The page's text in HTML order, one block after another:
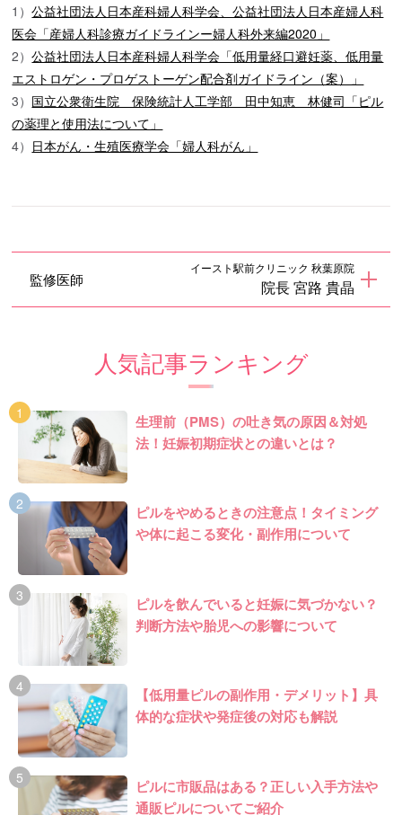
1）公益社団法人日本産科婦人科学会、公益社団法人日本産婦人科
医会「産婦人科診療ガイドラインー婦人科外来編2020」
2）公益社団法人日本産科婦人科学会「低用量経口避妊薬、低用量
エストロゲン・プロゲストーゲン配合剤ガイドライン（案）」
3） 国立公衆衛生院 保険統計人工学部 田中知恵 林健司「ピル
の薬理と使用法について」
4） 日本がん・生殖医療学会「婦人科がん」
監修医師
イースト駅前クリニック 秋葉原院
院長 宮路 貴晶
人気記事ランキング
生理前（PMS）の吐き気の原因＆対処
法！妊娠初期症状との違いとは？
ピルをやめるときの注意点！タイミング
や体に起こる変化・副作用について
ピルを飲んでいると妊娠に気づかない？
判断方法や胎児への影響について
【低用量ピルの副作用・デメリット】具
体的な症状や発症後の対応も解説
ピルに市販品はある？正しい入手方法や
通販ピルについてご紹介